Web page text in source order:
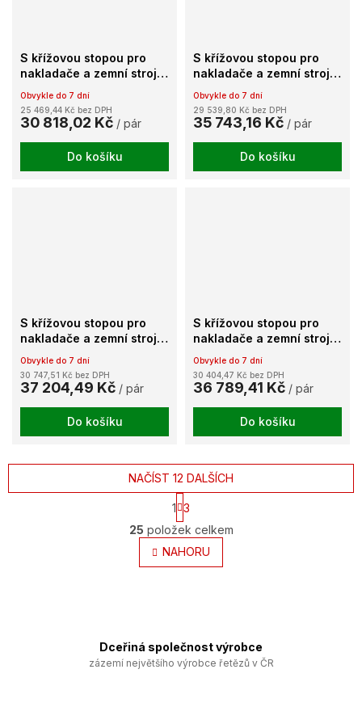
S křížovou stopou pro
nakladače a zemní stroje
Obvykle do 7 dní
25 469,44 Kč bez DPH
30 818,02 Kč / pár
Do košíku
S křížovou stopou pro
nakladače a zemní stroje
Obvykle do 7 dní
29 539,80 Kč bez DPH
35 743,16 Kč / pár
Do košíku
S křížovou stopou pro
nakladače a zemní stroje
Obvykle do 7 dní
30 747,51 Kč bez DPH
37 204,49 Kč / pár
Do košíku
S křížovou stopou pro
nakladače a zemní stroje
Obvykle do 7 dní
30 404,47 Kč bez DPH
36 789,41 Kč / pár
Do košíku
O
v
l
á
p
r
NAČÍST 12 DALŠÍCH
S
t
r
á
n
k
1 3
25 položek celkem
NAHORU
Dceřiná společnost výrobce
zázemí největšího výrobce řetězů v ČR